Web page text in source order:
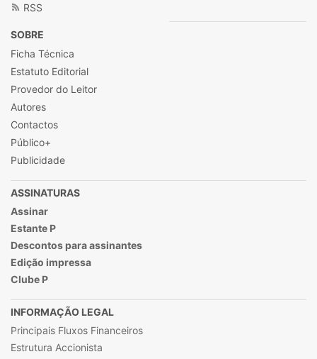
RSS
SOBRE
Ficha Técnica
Estatuto Editorial
Provedor do Leitor
Autores
Contactos
Público+
Publicidade
ASSINATURAS
Assinar
Estante P
Descontos para assinantes
Edição impressa
Clube P
INFORMAÇÃO LEGAL
Principais Fluxos Financeiros
Estrutura Accionista